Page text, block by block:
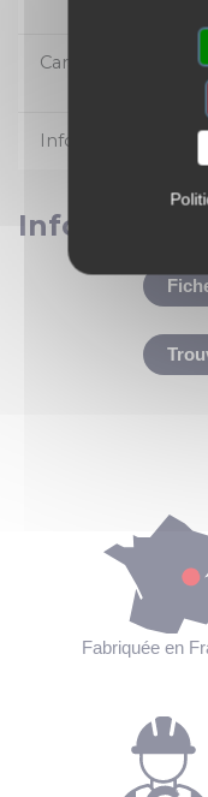
Caractéristiques
Informations
Fabriquée en